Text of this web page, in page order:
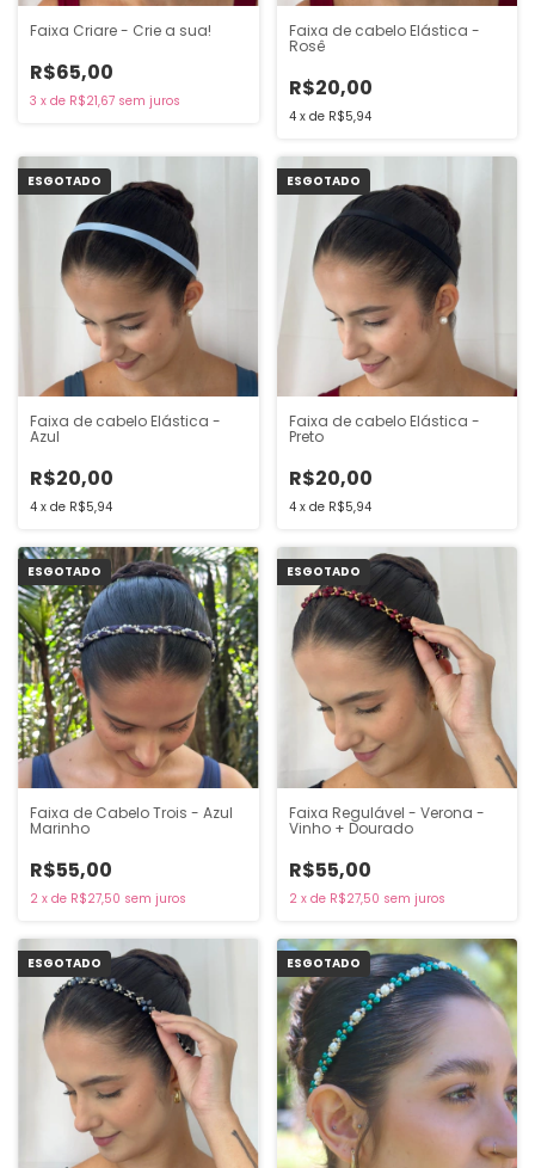
Faixa Criare - Crie a sua!
R$65,00
3 x de R$21,67 sem juros
Faixa de cabelo Elástica -
Rosê
R$20,00
4 x de R$5,94
ESGOTADO
Faixa de cabelo Elástica -
Azul
R$20,00
4 x de R$5,94
ESGOTADO
Faixa de cabelo Elástica -
Preto
R$20,00
4 x de R$5,94
ESGOTADO
Faixa de Cabelo Trois - Azul
Marinho
R$55,00
2 x de R$27,50 sem juros
ESGOTADO
Faixa Regulável - Verona -
Vinho + Dourado
R$55,00
2 x de R$27,50 sem juros
ESGOTADO ESGOTADO